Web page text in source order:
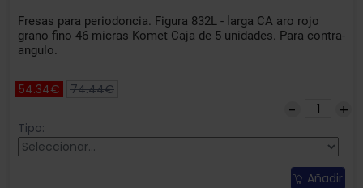
Fresas para periodoncia. Figura 832L - larga CA aro rojo
grano fino 46 micras Komet Caja de 5 unidades. Para contra-
angulo.
54.34€ 74.44€
Tipo:
Añadir